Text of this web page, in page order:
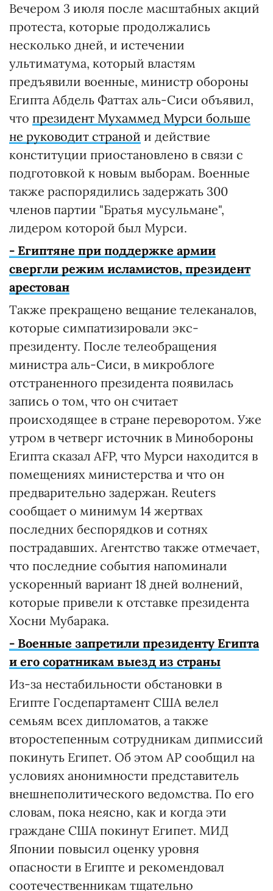
Вечером 3 июля после масштабных акций
протеста, которые продолжались
несколько дней, и истечении
ультиматума, который властям
предъявили военные, министр обороны
Египта Абдель Фаттах аль-Сиси объявил,
что президент Мухаммед Мурси больше
не руководит страной и действие
конституции приостановлено в связи с
подготовкой к новым выборам. Военные
также распорядились задержать 300
членов партии "Братья мусульмане",
лидером которой был Мурси.
- Египтяне при поддержке армии
свергли режим исламистов, президент
арестован
Также прекращено вещание телеканалов,
которые симпатизировали экс-
президенту. После телеобращения
министра аль-Сиси, в микроблоге
отстраненного президента появилась
запись о том, что он считает
происходящее в стране переворотом. Уже
утром в четверг источник в Минобороны
Египта сказал AFP, что Мурси находится в
помещениях министерства и что он
предварительно задержан. Reuters
сообщает о минимум 14 жертвах
последних беспорядков и сотнях
пострадавших. Агентство также отмечает,
что последние события напоминали
ускоренный вариант 18 дней волнений,
которые привели к отставке президента
Хосни Мубарака.
- Военные запретили президенту Египта
и его соратникам выезд из страны
Из-за нестабильности обстановки в
Египте Госдепартамент США велел
семьям всех дипломатов, а также
второстепенным сотрудникам дипмиссий
покинуть Египет. Об этом АР сообщил на
условиях анонимности представитель
внешнеполитического ведомства. По его
словам, пока неясно, как и когда эти
граждане США покинут Египет. МИД
Японии повысил оценку уровня
опасности в Египте и рекомендовал
соотечественникам тщательно